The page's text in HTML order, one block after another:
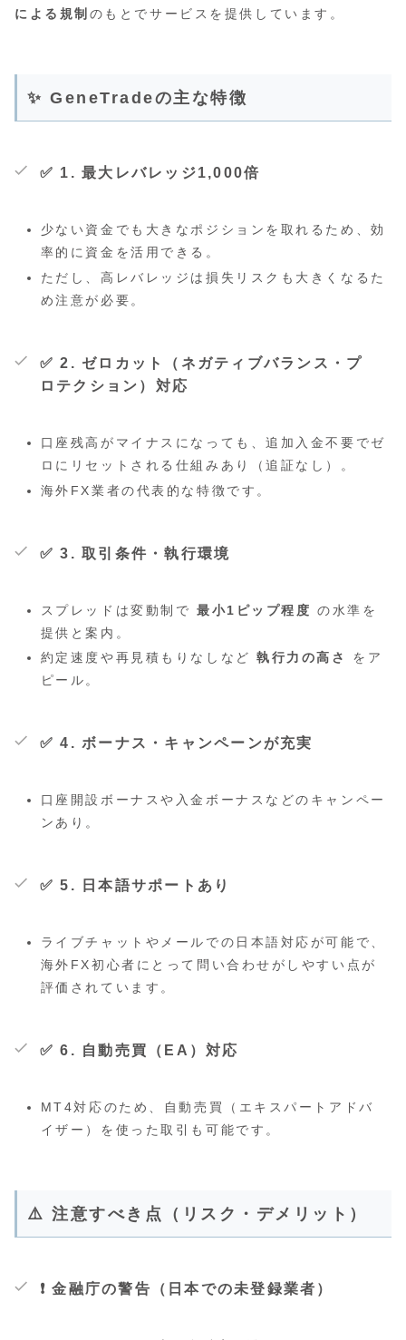
による規制 のもとでサービスを提供しています。
✨ GeneTradeの主な特徴
✅ 1.最大レバレッジ1,000倍
少ない資金でも大きなポジションを取れるため、効
率的に資金を活用できる。
ただし、高レバレッジは損失リスクも大きくなるた
め注意が必要。
✅ 2. ゼロカット（ネガティブバランス・プ
ロテクション）対応
口座残高がマイナスになっても、追加入金不要でゼ
ロにリセットされる仕組みあり（追証なし）。
海外FX業者の代表的な特徴です。
✅ 3.取引条件・執行環境
スプレッドは変動制で 最小1ピップ程度 の水準を
提供と案内。
約定速度や再見積もりなしなど執行力の高さ
をア
ピール。
✅ 4.ボーナス・キャンペーンが充実
口座開設ボーナスや入金ボーナスなどのキャンペー
ンあり。
✅ 5. 日本語サポートあり
ライブチャットやメールでの日本語対応が可能で、
海外FX初心者にとって問い合わせがしやすい点が
評価されています。
✅ 6. 自動売買（EA）対応
MT4対応のため、自動売買（エキスパートアドバ
イザー）を使った取引も可能です。
⚠️ 注意すべき点（リスク・デメリット）
❗金融庁の警告（日本での未登録業者）